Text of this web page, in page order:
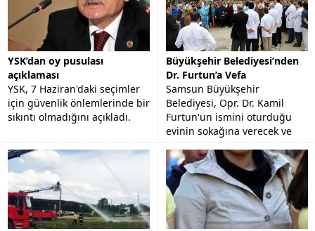
YSK’dan oy pusulası
açıklaması
YSK, 7 Haziran'daki seçimler
için güvenlik önlemlerinde bir
sıkıntı olmadığını açıkladı.
Büyükşehir Belediyesi’nden
Dr. Furtun’a Vefa
Samsun Büyükşehir
Belediyesi, Opr. Dr. Kamil
Furtun'un ismini oturduğu
evinin sokağına verecek ve
görev yaptığı hastanenin
bahçesine büstünü yapacak.